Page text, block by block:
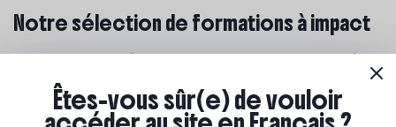
Notre sélection de formations à impact
Tu souhaites te réorienter mais tu ne sais pas par où
commencer ? Pas de panique, on te propose une
sélection de formations aux métiers de la transition
écologique et solidaire !
Êtes-vous sûr(e) de vouloir